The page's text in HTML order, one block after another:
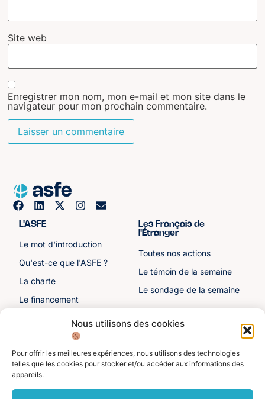
Nous utilisons des cookies
Pour offrir les meilleures expériences, nous utilisons des technologies
telles que les cookies pour stocker et/ou accéder aux informations des
appareils.
Site web
Enregistrer mon nom, mon e-mail et mon site dans le
navigateur pour mon prochain commentaire.
L'ASFE
Le mot d'introduction
Qu'est-ce que l'ASFE ?
La charte
Le financement
Les sénateurs
Les Français de
l'Étranger
Toutes nos actions
Le témoin de la semaine
Le sondage de la semaine
Autre liens
Toutes les ressources
Divers
personnelles